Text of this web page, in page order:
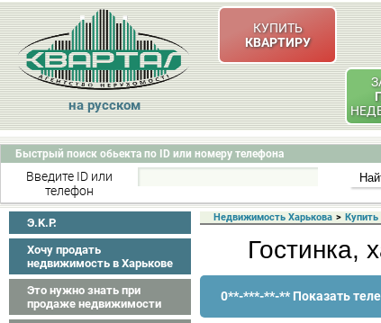
на русском
КУПИТЬ
КВАРТИРУ
Быстрый поиск обьекта по ID или номеру телефона
Введите ID или
телефон
Э.K.P.
Хочу продать
недвижимость в Харькове
Это нужно знать при
продаже недвижимости
Недвижимость Харькова > Купить
Гостинка,
0**-***-**-** Показать